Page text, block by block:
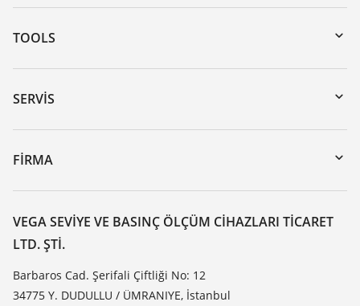
TOOLS
Download’lar
Seri numarası girerek cihaz arama
DTM Collection/PACTware
SERVIS
Cihazının geri gönderimi
Seminerler
Dirençlilik listesi
Dielektrisite listesi
TeamViewer
FIRMA
VEGA hakkında
Iletisim
Haber makaleleri
Basin
Blog
VEGA SEVIYE VE BASINÇ ÖLÇÜM CIHAZLARI TICARET
LTD. ŞTI.
Barbaros Cad. Şerifali Çiftliği No: 12
34775 Y. DUDULLU / ÜMRANIYE, İstanbul